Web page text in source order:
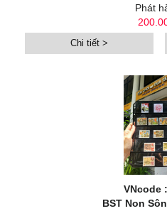
Phát
Chi tiết >
VNcode
BST Non